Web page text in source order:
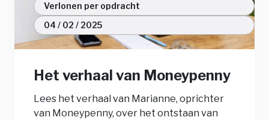
04 / 02 / 2025
Verlonen per opdracht
Het verhaal van Moneypenny
Lees het verhaal van Marianne, oprichter
van Moneypenny, over het ontstaan van